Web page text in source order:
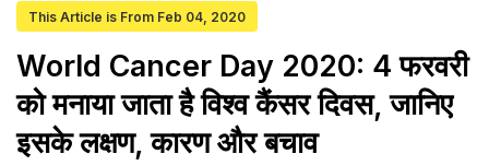
This Article is From Feb 04, 2020
World Cancer Day 2020: 4 फरवरी
को मनाया जाता है विश्व कैंसर दिवस, जानिए
इसके लक्षण, कारण और बचाव